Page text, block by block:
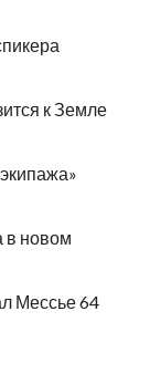
к Земле
в новом
Мессье 64